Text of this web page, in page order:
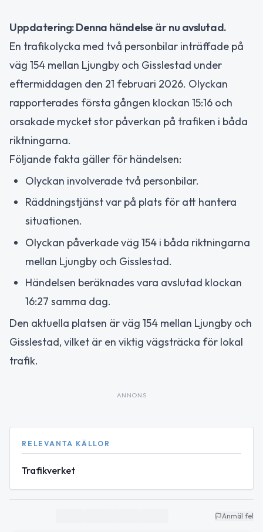
Uppdatering: Denna händelse är nu avslutad.
En trafikolycka med två personbilar inträffade på
väg 154 mellan Ljungby och Gisslestad under
eftermiddagen den 21 februari 2026. Olyckan
rapporterades första gången klockan 15:16 och
orsakade mycket stor påverkan på trafiken i båda
riktningarna.
Följande fakta gäller för händelsen:
Olyckan involverade två personbilar.
Räddningstjänst var på plats för att hantera
situationen.
Olyckan påverkade väg 154 i båda riktningarna
mellan Ljungby och Gisslestad.
Händelsen beräknades vara avslutad klockan
16:27 samma dag.
Den aktuella platsen är väg 154 mellan Ljungby och
Gisslestad, vilket är en viktig vägsträcka för lokal
trafik.
ANNONS
RELEVANTA KÄLLOR
Trafikverket
Anmäl fel